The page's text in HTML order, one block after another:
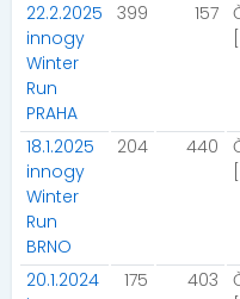
22.2.2025
innogy
Winter
Run
PRAHA
399 157
18.1.2025
innogy
Winter
Run
BRNO
204 440
20.1.2024
175 403